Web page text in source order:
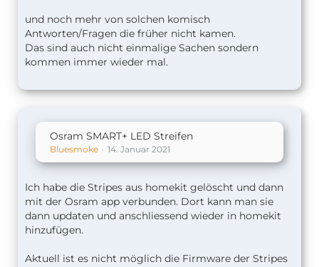
und noch mehr von solchen komisch
Antworten/Fragen die früher nicht kamen.
Das sind auch nicht einmalige Sachen sondern
kommen immer wieder mal.
Osram SMART+ LED Streifen
Bluesmoke 14. Januar 2021
Ich habe die Stripes aus homekit gelöscht und dann
mit der Osram app verbunden. Dort kann man sie
dann updaten und anschliessend wieder in homekit
hinzufügen.
Aktuell ist es nicht möglich die Firmware der Stripes